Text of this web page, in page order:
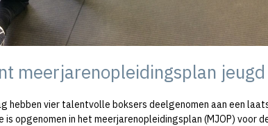
meerjarenopleidingsplan jeugd
hebben vier talentvolle boksers deelgenomen aan een
opgenomen in het meerjarenopleidingsplan (MJOP) voor